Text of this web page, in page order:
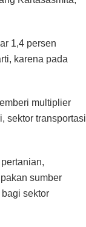
1,4 persen
karena pada
multiplier
sektor transportasi
sumber
sektor